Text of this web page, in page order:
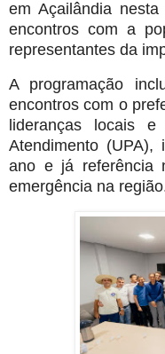
em Açailândia
encontros com a
representantes da
A programação
encontros com o
lideranças locais
Atendimento (UPA),
ano e já referência
emergência na